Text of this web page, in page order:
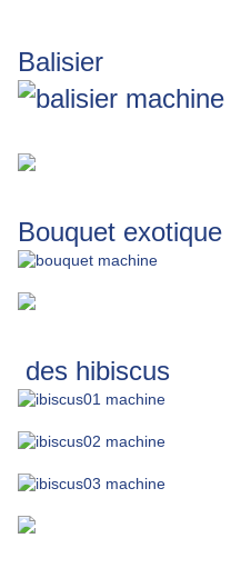
Balisier
Bouquet exotique
des hibiscus